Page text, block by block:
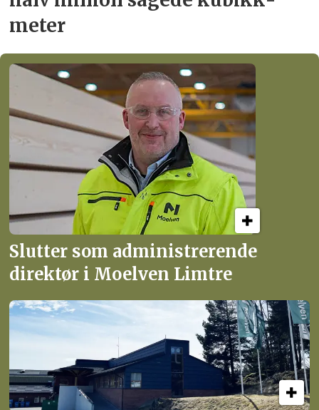
meter
Slutter som administrerende
direktør i Moelven Limtre